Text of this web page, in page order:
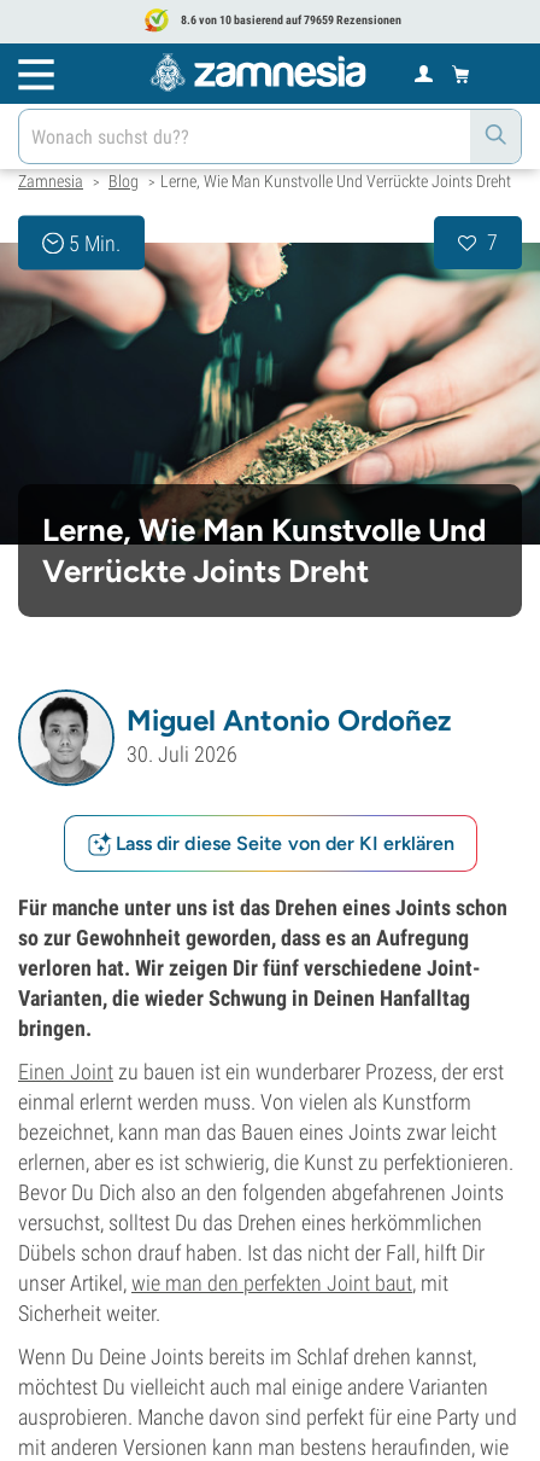
8.6 von 10 basierend auf 79659 Rezensionen
Zamnesia > Blog > Lerne, Wie Man Kunstvolle Und Verrückte Joints Dreht
5 Min. 7
Lerne, Wie Man Kunstvolle Und
Verrückte Joints Dreht
Miguel Antonio Ordoñez
30. Juli 2026
Lass dir diese Seite von der KI erklären
Für manche unter uns ist das Drehen eines Joints schon
so zur Gewohnheit geworden, dass es an Aufregung
verloren hat. Wir zeigen Dir fünf verschiedene Joint-
Varianten, die wieder Schwung in Deinen Hanfalltag
bringen.
Einen Joint zu bauen ist ein wunderbarer Prozess, der erst
einmal erlernt werden muss. Von vielen als Kunstform
bezeichnet, kann man das Bauen eines Joints zwar leicht
erlernen, aber es ist schwierig, die Kunst zu perfektionieren.
Bevor Du Dich also an den folgenden abgefahrenen Joints
versuchst, solltest Du das Drehen eines herkömmlichen
Dübels schon drauf haben. Ist das nicht der Fall, hilft Dir
unser Artikel,wie man den perfekten Joint baut, mit
Sicherheit weiter.
Wenn Du Deine Joints bereits im Schlaf drehen kannst,
möchtest Du vielleicht auch mal einige andere Varianten
ausprobieren. Manche davon sind perfekt für eine Party und
mit anderen Versionen kann man bestens heraufinden, wie